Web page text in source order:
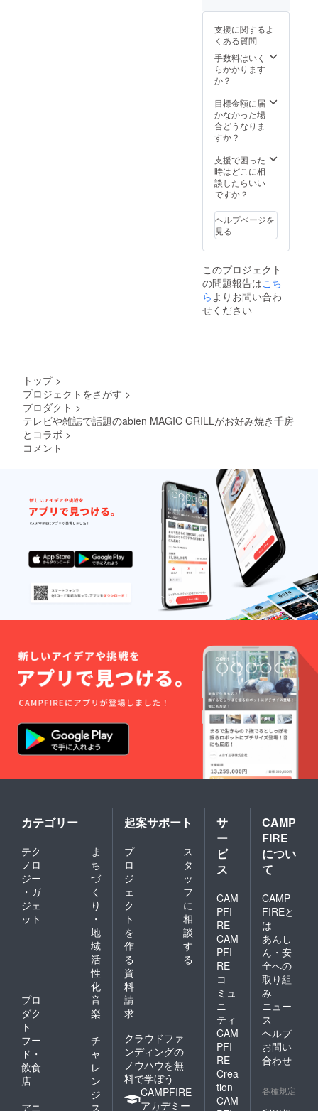
んな想いで
テクノロ
ジーを楽し
さに変えて
いくプロダ
クトメー
カーです。
GRILL
はJ-
FUNよ
り発送
いたし
ます。
トソー
ス10
ｇ、か
つお節1
ｇ あ
おさの
お好み
焼きの
発送は
宅配便
での直
送とな
りま
abien
MAGIC
GRILL
はJ-
り発送
いたし
ます。
み焼
（イカ
玉）236
ｇ×2枚
お好
み焼
ズ）236
ｇ×2枚
ねぎ
枚 千
房ソー
ス25ｇ
×6袋、
れ10ｇ
×2袋
ホワイ
トソー
ｇ、か
つお節1
ｇ あ
おさの
り0.2ｇ
送とな
MAGIC
GRILL
はJ-
FUNよ
り発送
いたし
ます。
支援に関するよ
くある質問
手数料はいく
らかかります
か？
目標金額に届
かなかった場
合どうなりま
すか？
支援で困った
時はどこに相
談したらいい
ですか？
ヘルプページを
見る
このプロジェクト
の問題報告はこち
ら よりお問い合わ
せください
トップ >
プロジェクトをさがす >
プロダクト >
テレビや雑誌で話題のabien MAGIC GRILLがお好み焼き千房
とコラボ >
コメント
カテゴリー
テク
ノロ
ジー
・ガ
ジェ
ット
ま
ち
づ
く
り
・
地
域
活
性
化
プロ
ダク
ト
音
楽
フー
ド・
飲食
店
チ
ャ
レ
ン
ジ
アニ
ス
起案サポート
プ
ロ
ジ
ェ
ク
ト
を
作
る
ス
タ
ッ
フ
に
相
談
す
る
資
料
請
求
クラウドファ
ンディングの
ノウハウを無
料で学ぼう
CAMPFIRE
アカデミー
サ
ー
ビ
ス
CAM
PFI
RE
CAM
PFI
RE
コ
ミュ
ニ
ティ
CAM
PFI
RE
Crea
tion
CAM
CAMP
FIRE
につい
て
CAMP
FIREと
は
あんし
ん・安
全への
取り組
み
ニュー
ス
ヘルプ
お問い
合わせ
各種規定